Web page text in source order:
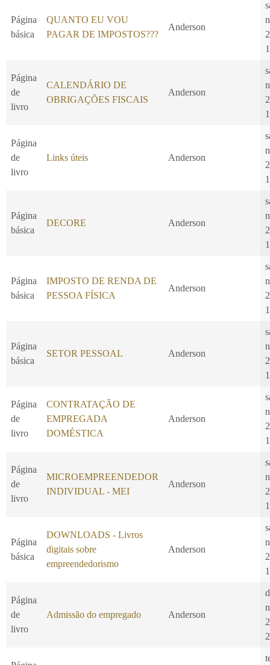
Página
básica
QUANTO EU VOU
PAGAR DE IMPOSTOS???
Anderson
Página
de
livro
CALENDÁRIO DE
OBRIGAÇÕES FISCAIS
Anderson
Página
de
livro
Links úteis Anderson
Página
básica
DECORE Anderson
Página
básica
IMPOSTO DE RENDA DE
PESSOA FÍSICA
Anderson
Página
básica
SETOR PESSOAL Anderson
Página
de
livro
CONTRATAÇÃO DE
EMPREGADA
DOMÉSTICA
Anderson
Página
de
livro
MICROEMPREENDEDOR
INDIVIDUAL - MEI
Anderson
Página
básica
DOWNLOADS - Livros
digitais sobre
empreendedorismo
Anderson
Página
de
livro
Admissão do empregado Anderson